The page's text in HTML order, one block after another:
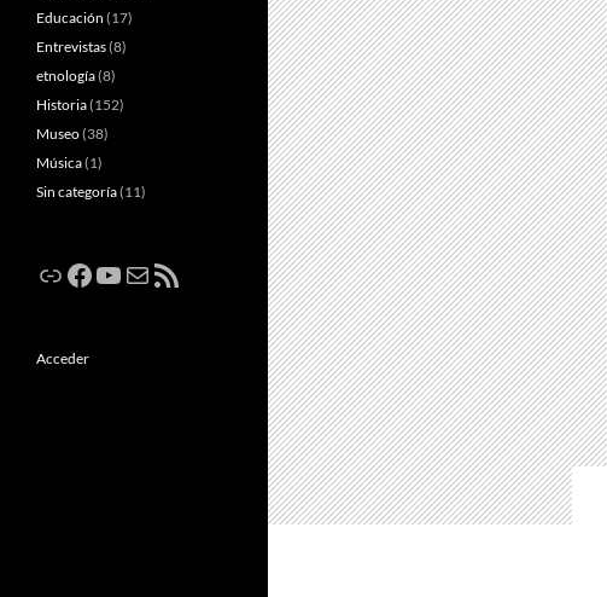
Educación (17)
Entrevistas(8)
etnología(8)
Historia(152)
Museo(38)
Música(1)
Sin categoría(11)
Enlace
Facebook
YouTube
Correo electrónico
Feed RSS
Acceder